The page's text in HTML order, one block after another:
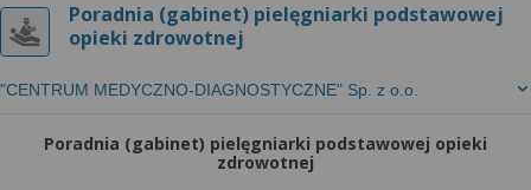
Poradnia (gabinet) pielęgniarki podstawowej
opieki zdrowotnej
"CENTRUM MEDYCZNO-DIAGNOSTYCZNE" Sp. z o.o.
Poradnia (gabinet) pielęgniarki podstawowej opieki
zdrowotnej